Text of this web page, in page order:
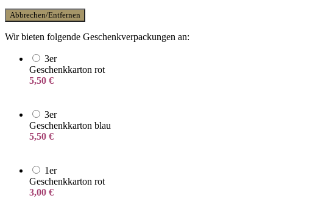
Abbrechen/Entfernen
Wir bieten folgende Geschenkverpackungen an:
3er
Geschenkkarton rot
5,50 €
3er
Geschenkkarton blau
5,50 €
1er
Geschenkkarton rot
3,00 €